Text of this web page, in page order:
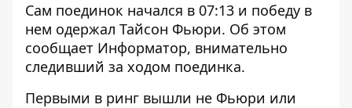
Сам поединок начался в 07:13 и победу в
нем одержал Тайсон Фьюри. Об этом
сообщает Информатор, внимательно
следивший за ходом поединка.
Первыми в ринг вышли не Фьюри или